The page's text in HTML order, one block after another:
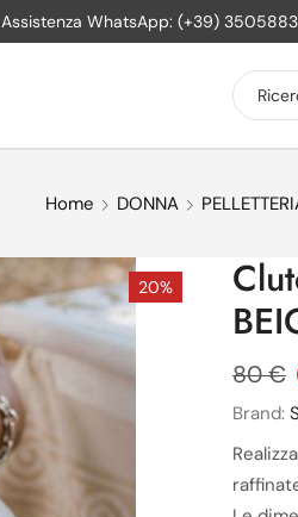
Assistenza WhatsApp: (+39)
Home DONNA
20%
80€
Brand: